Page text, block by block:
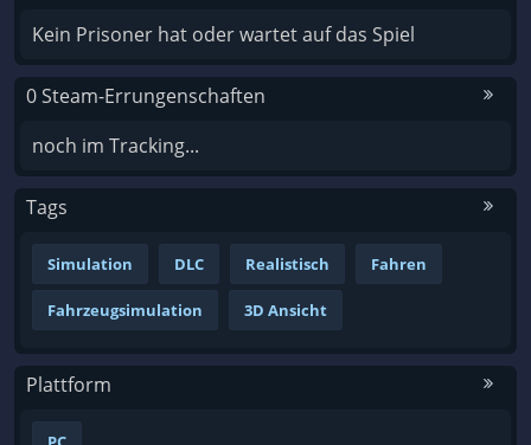
Kein Prisoner hat oder wartet auf das Spiel
0 Steam-Errungenschaften
noch im Tracking...
Tags
Simulation DLC Realistisch Fahren
Fahrzeugsimulation 3D Ansicht
Plattform